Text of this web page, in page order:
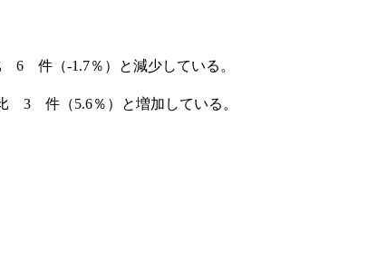
件（-1.7％）と減少している。
件（5.6％）と増加している。